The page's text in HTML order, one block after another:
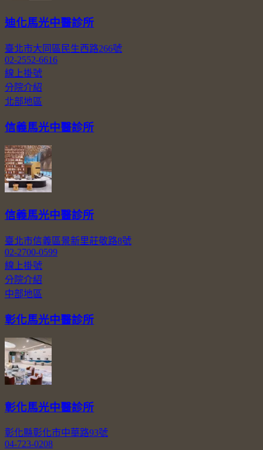
迪化馬光中醫診所
臺北市大同區民生西路266號
02-2552-6616
線上掛號
分院介紹
北部地區
信義馬光中醫診所
信義馬光中醫診所
臺北市信義區景新里莊敬路8號
02-2700-0599
線上掛號
分院介紹
中部地區
彰化馬光中醫診所
彰化馬光中醫診所
彰化縣彰化市中華路93號
04-723-0208